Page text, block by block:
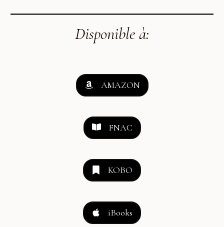
Disponible à:
AMAZON
FNAC
KOBO
iBooks